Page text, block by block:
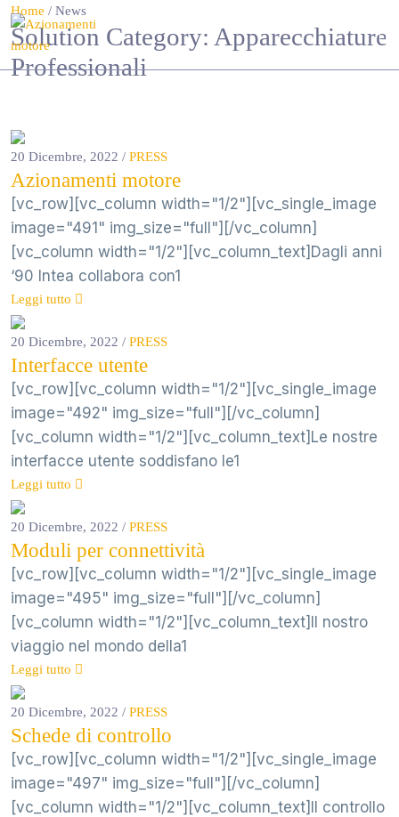
Home / News
Solution Category: Apparecchiature
Professionali
20 Dicembre, 2022 / PRESS
Azionamenti motore
[vc_row][vc_column width="1/2"][vc_single_image
image="491" img_size="full"][/vc_column]
[vc_column width="1/2"][vc_column_text]Dagli anni
‘90 Intea collabora con1
Leggi tutto
20 Dicembre, 2022 / PRESS
Interfacce utente
[vc_row][vc_column width="1/2"][vc_single_image
image="492" img_size="full"][/vc_column]
[vc_column width="1/2"][vc_column_text]Le nostre
interfacce utente soddisfano le1
Leggi tutto
20 Dicembre, 2022 / PRESS
Moduli per connettività
[vc_row][vc_column width="1/2"][vc_single_image
image="495" img_size="full"][/vc_column]
[vc_column width="1/2"][vc_column_text]Il nostro
viaggio nel mondo della1
Leggi tutto
20 Dicembre, 2022 / PRESS
Schede di controllo
[vc_row][vc_column width="1/2"][vc_single_image
image="497" img_size="full"][/vc_column]
[vc_column width="1/2"][vc_column_text]Il controllo